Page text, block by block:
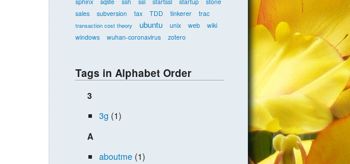
sales
subversion tax TDD tinkerer trac
transaction cost theory ubuntu unix web
wiki
windows
wuhan-coronavirus zotero
Tags in Alphabet Order
3
3g (1)
A
aboutme (1)